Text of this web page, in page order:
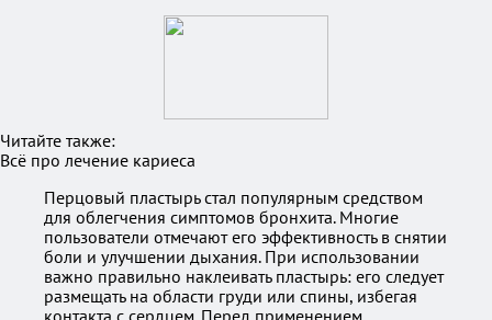
Читайте также:
Всё про лечение кариеса
Перцовый пластырь стал популярным средством
для облегчения симптомов бронхита. Многие
пользователи отмечают его эффективность в снятии
боли и улучшении дыхания. При использовании
важно правильно наклеивать пластырь: его следует
размещать на области груди или спины, избегая
контакта с сердцем. Перед применением